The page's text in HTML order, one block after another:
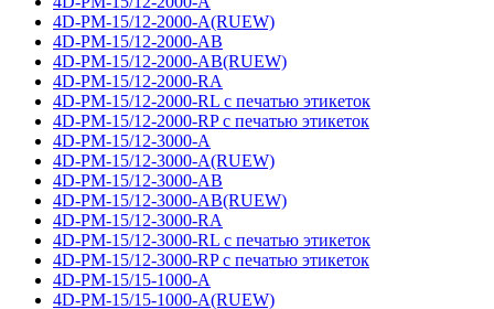
4D-PM-15/12-2000-A(RUEW)
4D-PM-15/12-2000-AB
4D-PM-15/12-2000-AB(RUEW)
4D-PM-15/12-2000-RA
4D-PM-15/12-2000-RL с печатью этикеток
4D-PM-15/12-2000-RP с печатью этикеток
4D-PM-15/12-3000-A
4D-PM-15/12-3000-A(RUEW)
4D-PM-15/12-3000-AB
4D-PM-15/12-3000-AB(RUEW)
4D-PM-15/12-3000-RA
4D-PM-15/12-3000-RL с печатью этикеток
4D-PM-15/12-3000-RP с печатью этикеток
4D-PM-15/15-1000-A
4D-PM-15/15-1000-A(RUEW)